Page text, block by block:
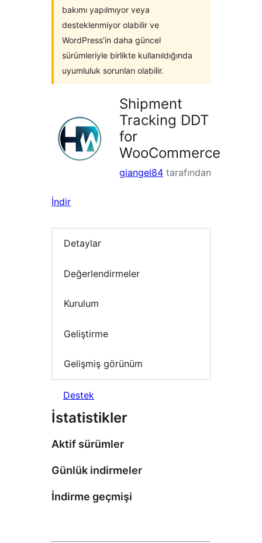
bakımı yapılmıyor veya
desteklenmiyor olabilir ve
WordPress’in daha güncel
sürümleriyle birlikte kullanıldığında
uyumluluk sorunları olabilir.
Shipment
Tracking DDT
for
WooCommerce
giangel84 tarafından
İndir
Detaylar
Değerlendirmeler
Kurulum
Geliştirme
Gelişmiş görünüm
Destek
İstatistikler
Aktif sürümler
Günlük indirmeler
İndirme geçmişi